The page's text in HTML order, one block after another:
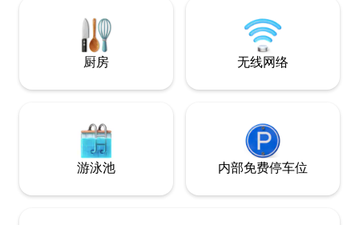
厨房 无线网络
游泳池 内部免费停车位